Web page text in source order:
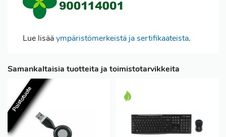
Lue lisääympäristömerkeistä ja sertifikaateista.
Samankaltaisia tuotteita ja toimistotarvikkeita
Poistotuote